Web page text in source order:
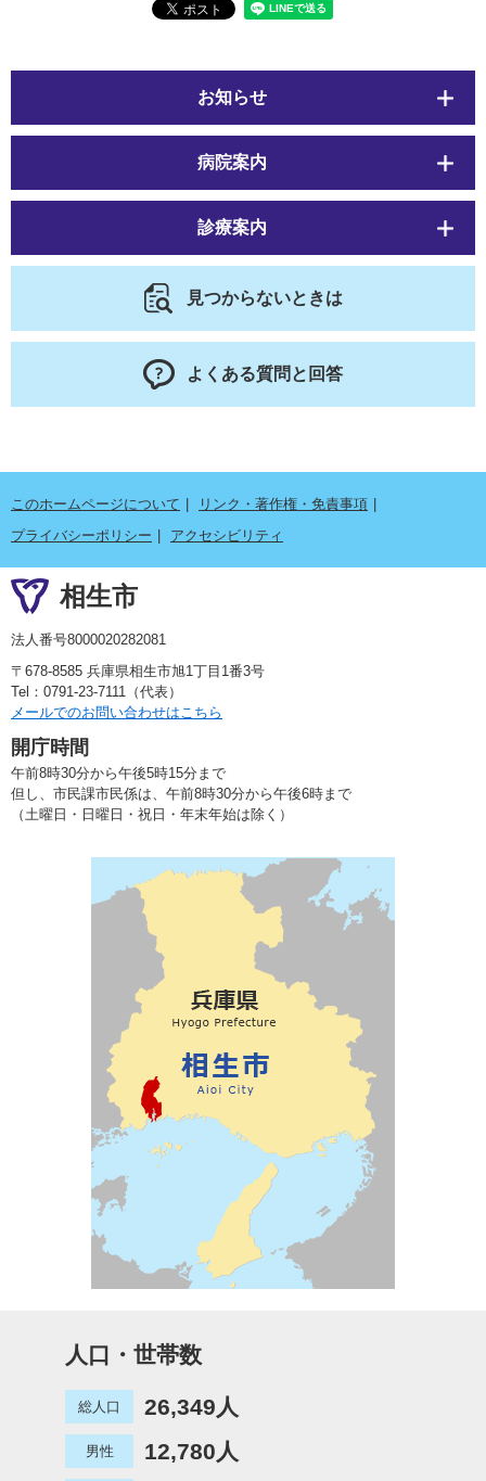
お知らせ
病院案内
診療案内
見つからないときは
よくある質問と回答
このホームページについて
リンク・著作権・免責事項
プライバシーポリシー
アクセシビリティ
相生市
法人番号8000020282081
〒678-8585 兵庫県相生市旭1丁目1番3号
Tel：0791-23-7111（代表）
メールでのお問い合わせはこちら
開庁時間
午前8時30分から午後5時15分まで
但し、市民課市民係は、午前8時30分から午後6時まで
（土曜日・日曜日・祝日・年末年始は除く）
人口・世帯数
総人口 26,349人
男性 12,780人